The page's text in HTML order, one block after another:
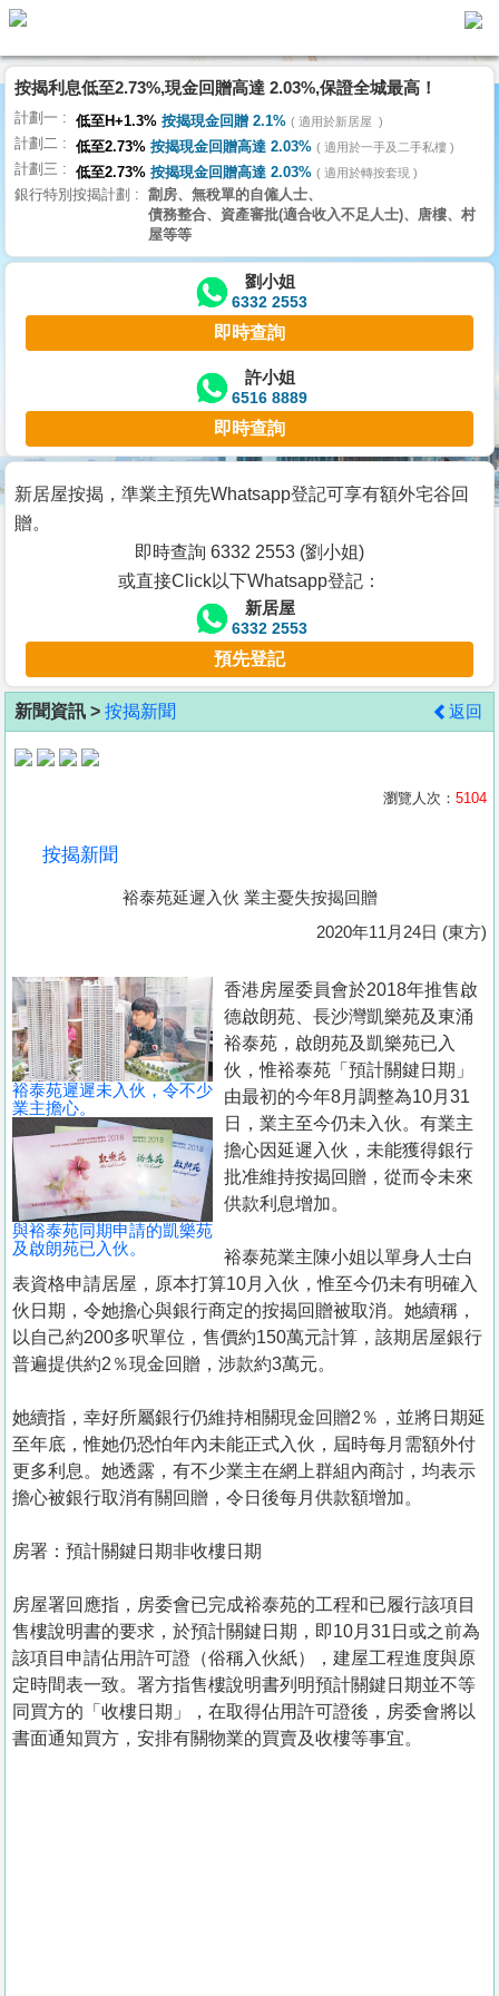
代
理
主
頁
搵
樓/
交
業
主
宅
谷
按
客
地
產
置
業
手
冊
我
們
按揭利息低至2.73%,現金回贈高達 2.03%,保證全城最高！
計劃一 低至H+1.3% 按揭現金回贈 2.1% 適用於新居屋
計劃二 低至2.73% 按揭現金回贈高達 2.03% 適用於一手及二手私樓
計劃三 低至2.73% 按揭現金回贈高達 2.03% 適用於轉按套現
銀行特別按揭計劃
劏房、無稅單的自僱人士、
債務整合、資產審批(適合收入不足人士)、唐樓、村
屋等等
劉小姐
6332 2553
即時查詢
許小姐
6516 8889
即時查詢
新居屋按揭，準業主預先Whatsapp登記可享有額外宅谷回
贈。
即時查詢 6332 2553 (劉小姐)
或直接Click以下Whatsapp登記：
新居屋
6332 2553
預先登記
新聞資訊 > 按揭新聞 返回
瀏覽人次： 5104
按揭新聞
裕泰苑延遲入伙 業主憂失按揭回贈
2020年11月24日 (東方)
裕泰苑遲遲未入伙，令不少
業主擔心。
與裕泰苑同期申請的凱樂苑
及啟朗苑已入伙。
香港房屋委員會於2018年推售啟
德啟朗苑、長沙灣凱樂苑及東涌
裕泰苑，啟朗苑及凱樂苑已入
伙，惟裕泰苑「預計關鍵日期」
由最初的今年8月調整為10月31
日，業主至今仍未入伙。有業主
擔心因延遲入伙，未能獲得銀行
批准維持按揭回贈，從而令未來
供款利息增加。
裕泰苑業主陳小姐以單身人士白
表資格申請居屋，原本打算10月入伙，惟至今仍未有明確入
伙日期，令她擔心與銀行商定的按揭回贈被取消。她續稱，
以自己約200多呎單位，售價約150萬元計算，該期居屋銀行
普遍提供約2％現金回贈，涉款約3萬元。
她續指，幸好所屬銀行仍維持相關現金回贈2％，並將日期延
至年底，惟她仍恐怕年內未能正式入伙，屆時每月需額外付
更多利息。她透露，有不少業主在網上群組內商討，均表示
擔心被銀行取消有關回贈，令日後每月供款額增加。
房署：預計關鍵日期非收樓日期
房屋署回應指，房委會已完成裕泰苑的工程和已履行該項目
售樓說明書的要求，於預計關鍵日期，即10月31日或之前為
該項目申請佔用許可證（俗稱入伙紙），建屋工程進度與原
定時間表一致。署方指售樓說明書列明預計關鍵日期並不等
同買方的「收樓日期」，在取得佔用許可證後，房委會將以
書面通知買方，安排有關物業的買賣及收樓等事宜。